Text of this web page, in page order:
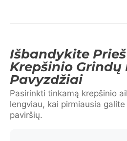
Išbandykite
Krepšinio Grindų
Pavyzdžiai
Pasirinkti tinkamą krepšinio
lengviau, kai pirmiausia
paviršių.